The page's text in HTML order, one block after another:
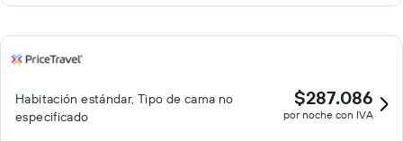
Habitación estándar, Tipo de cama no
especificado
$287.086
por noche con IVA